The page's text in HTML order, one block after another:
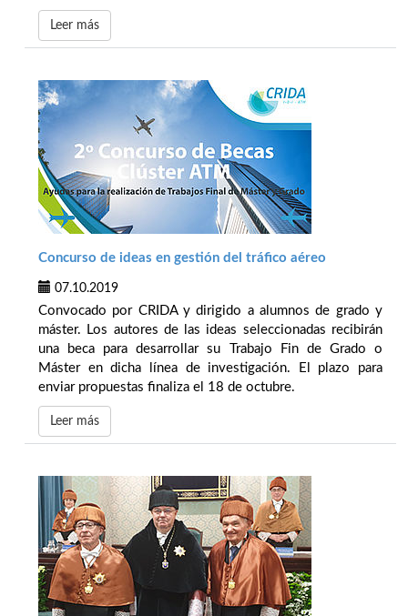
Leer más
Concurso de ideas en gestión del tráfico aéreo
07.10.2019
Convocado por CRIDA y dirigido a alumnos de grado y
máster. Los autores de las ideas seleccionadas recibirán
una beca para desarrollar su Trabajo Fin de Grado o
Máster en dicha línea de investigación. El plazo para
enviar propuestas finaliza el 18 de octubre.
Leer más